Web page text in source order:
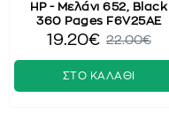
HP - Μελάνι 652, Black
360 Pages F6V25AE
19.20€ 22.00€
ΣΤΟ ΚΑΛΑΘΙ